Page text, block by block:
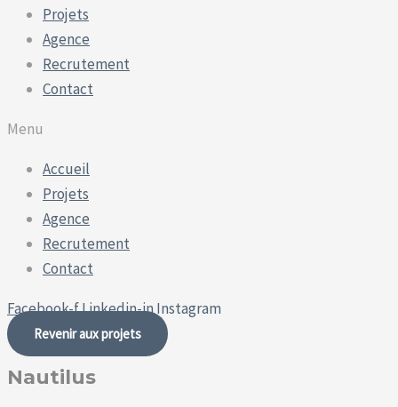
Projets
Agence
Recrutement
Contact
Menu
Accueil
Projets
Agence
Recrutement
Contact
Facebook-fLinkedin-inInstagram
Revenir aux projets
Nautilus